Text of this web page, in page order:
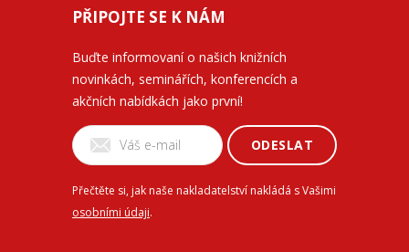
PŘIPOJTE SE K NÁM
Buďte informovaní o našich knižních
novinkách, seminářích, konferencích a
akčních nabídkách jako první!
ODESLAT
Přečtěte si, jak naše nakladatelství nakládá s Vašimi
osobními údaji.